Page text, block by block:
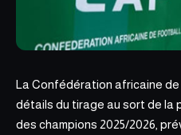
La Confédération africaine
détails du tirage au sort de la
des champions 2025/2026,